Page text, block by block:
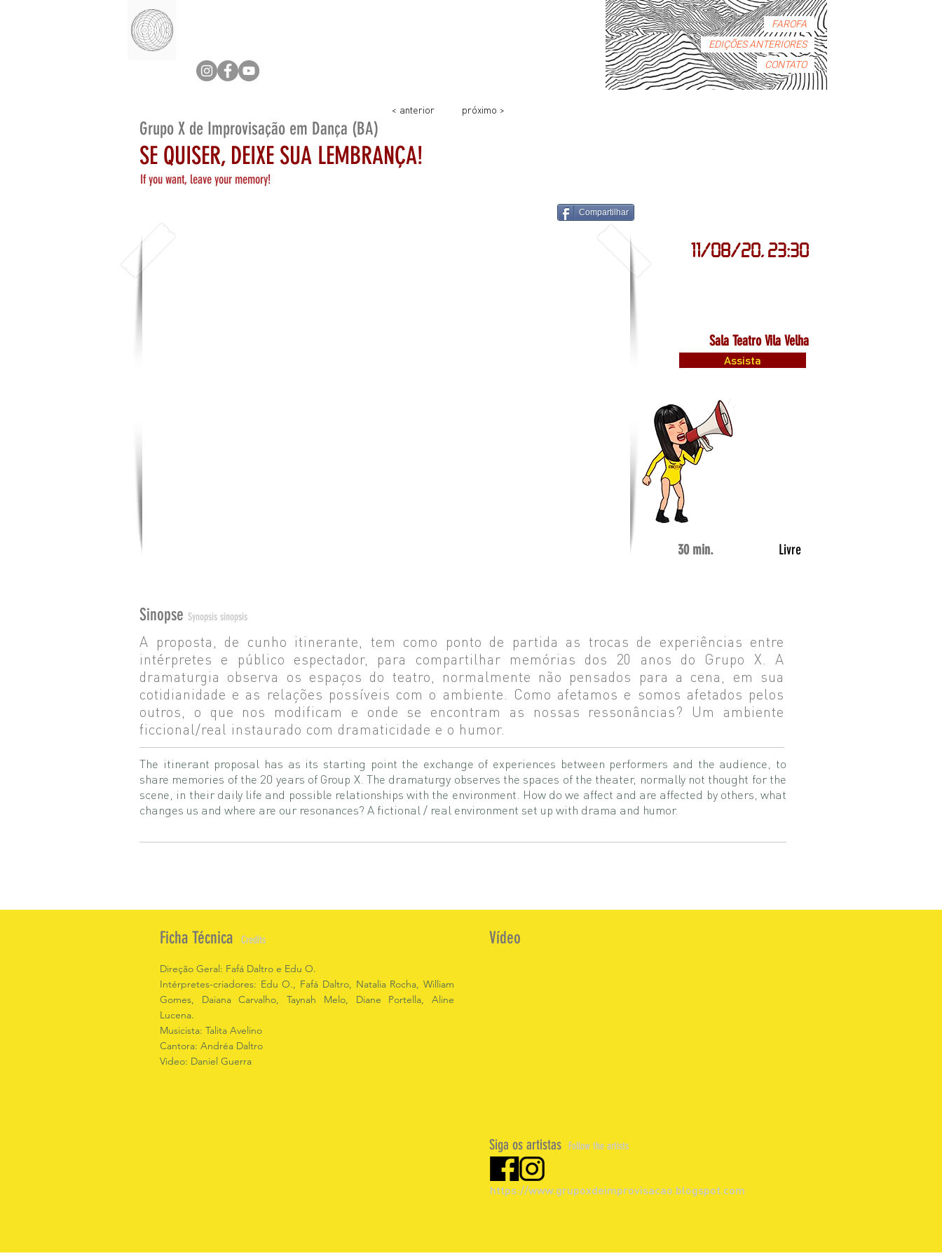
FAROFA
EDIÇÕES ANTERIORES
CONTATO
< anterior próximo >
Grupo X de Improvisação em Dança (BA)
SE QUISER, DEIXE SUA LEMBRANÇA!
If you want, leave your memory!
Compartilhar
11/08/20, 23:30
30 min. Livre
Sala Teatro Vila Velha
Assista
Sinopse Synopsis sinopsis
A proposta, de cunho itinerante, tem como ponto de partida as trocas de experiências entre
intérpretes e público espectador, para compartilhar memórias dos 20 anos do Grupo X. A
dramaturgia observa os espaços do teatro, normalmente não pensados para a cena, em sua
cotidianidade e as relações possíveis com o ambiente. Como afetamos e somos afetados pelos
outros, o que nos modificam e onde se encontram as nossas ressonâncias? Um ambiente
ficcional/real instaurado com dramaticidade e o humor.
The itinerant proposal has as its starting point the exchange of experiences between performers and the audience, to
share memories of the 20 years of Group X. The dramaturgy observes the spaces of the theater, normally not thought for the
scene, in their daily life and possible relationships with the environment. How do we affect and are affected by others, what
changes us and where are our resonances? A fictional / real environment set up with drama and humor.
Ficha Técnica Credits
Direção Geral: Fafá Daltro e Edu O.
Intérpretes-criadores: Edu O., Fafá Daltro, Natalia Rocha, William
Gomes, Daiana Carvalho, Taynah Melo, Diane Portella, Aline
Lucena.
Musicista: Talita Avelino
Cantora: Andréa Daltro
Video: Daniel Guerra
Vídeo
Siga os artistas Follow the artists
https://www.grupoxdeimprovisacao.blogspot.com